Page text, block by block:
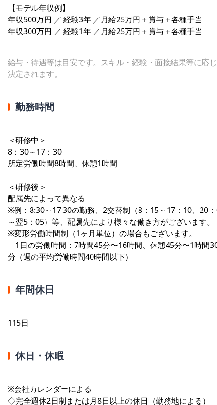
【モデル年収例】
年収500万円 ／ 経験3年 ／月給25万円＋賞与＋各種手当
年収300万円 ／ 経験1年 ／月給25万円＋賞与＋各種手当
給与・待遇等は目安です。スキル・経験・面接結果等に応
決定されます。
勤務時間
＜研修中＞
8：30～17：30
所定労働時間8時間、休憩1時間
＜研修後＞
配属先によって異なる
※例：8:30～17:30の勤務、2交替制（8：15～17：10、20
～翌5：05）等、配属先により様々な働き方がございます。
※変形労働時間制（1ヶ月単位）の場合もございます。
1日の労働時間：7時間45分〜16時間、休憩45分〜1時間
分（週の平均労働時間40時間以下）
年間休日
115日
休日・休暇
※会社カレンダーによる
◇完全週休2日制または月8日以上の休日（勤務地による）